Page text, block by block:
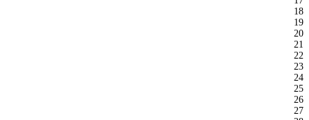
18
19
20
21
22
23
24
25
26
27